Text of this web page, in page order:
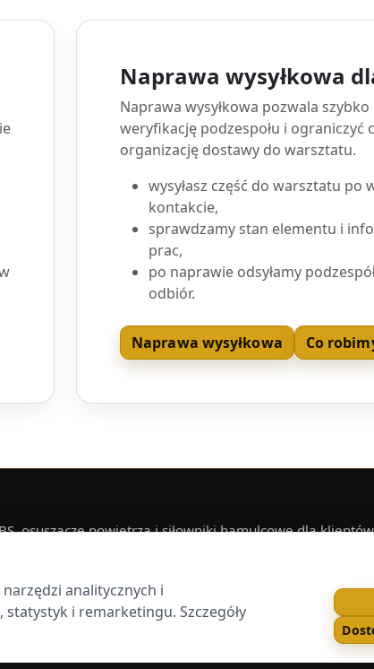
Naprawa wysyłkowa
Naprawa wysyłkowa pozwala
weryfikację podzespołu i ograniczyć
organizację dostawy do warsztatu.
wysyłasz część do warsztatu po
kontakcie,
sprawdzamy stan elementu i
prac,
po naprawie odsyłamy
odbiór.
Naprawa wysyłkowa Co
osuszacze powietrza i siłowniki hamulcowe dla
albo wysłać kurierem.
MazowieckaRadomskoKoluszki
Polityka
analitycznych i
i remarketingu. Szczegóły